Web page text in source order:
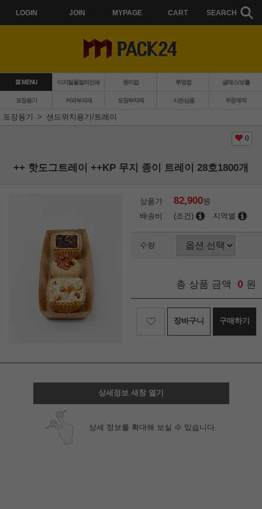
LOGIN JOIN MYPAGE CART SEARCH
MENU 디지털풀컬러인쇄 종이컵 투명컵 글래스/보틀
포장용기 커피부자재 포장부자재 시즌상품
주문제작
포장용기
샌드위치용기/트레이
0
++ 핫도그트레이 ++KP 무지 종이 트레이 28호1800개
상품가 82,900원
배송비
(조건) 지역별
수량
총 상품 금액 0 원
장바구니 구매하기
상세정보 새창 열기
상세 정보를 확대해 보실 수 있습니다.